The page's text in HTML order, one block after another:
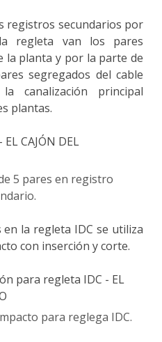
registros secundarios por
regleta van los pares
la planta y por la parte de
segregados del cable
canalización principal
plantas.
5 pares en registro
la regleta IDC se utiliza
con inserción y corte.
para reglega IDC.